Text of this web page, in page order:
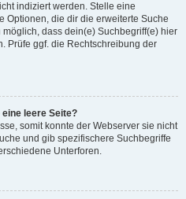
indiziert werden. Stelle eine
Optionen, die dir die erweiterte Suche
dass dein(e) Suchbegriff(e) hier
Prüfe ggf. die Rechtschreibung der
leere Seite?
somit konnte der Webserver sie nicht
und gib spezifischere Suchbegriffe
Unterforen.